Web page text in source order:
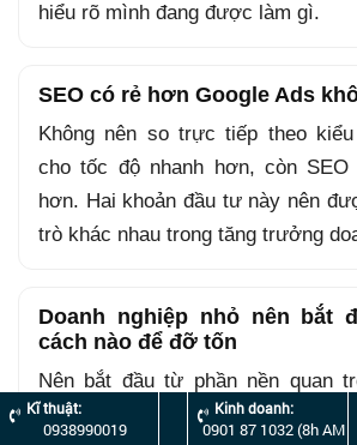
hiểu rõ mình đang được làm gì.
SEO có rẻ hơn Google Ads
Không nên so trực tiếp theo
cho tốc độ nhanh hơn, còn
hơn. Hai khoản đầu tư này nên
trò khác nhau trong tăng trưởng
Doanh nghiệp nhỏ nên bắt
cách nào để đỡ tốn
Nên bắt đầu từ phần nền quan
dịch vụ chính, CTA rõ ràng, cấu
Kĩ thuật:
0938990019
Kinh doanh:
0901 87 1032 (8h AM